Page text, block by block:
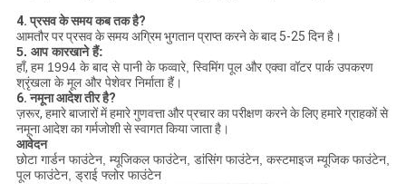
4. प्रसव के समय कब तक है?
आमतौर पर प्रसव के समय अग्रिम भुगतान प्राप्त करने के बाद 5-25 दिन है।
5. आप कारखाने हैं:
हाँ, हम 1994 के बाद से पानी के फव्वारे, स्विमिंग पूल और एक्वा वॉटर पार्क उपकरण
श्रृंखला के मूल और पेशेवर निर्माता हैं।
6. नमूना आदेश तीर है?
ज़रूर, हमारे बाजारों में हमारे गुणवत्ता और प्रचार का परीक्षण करने के लिए हमारे ग्राहकों से
नमूना आदेश का गर्मजोशी से स्वागत किया जाता है।
आवेदन
छोटा गार्डन फाउंटेन, म्यूजिकल फाउंटेन, डांसिंग फाउंटेन, कस्टमाइज म्यूजिक फाउंटेन,
पूल फाउंटेन, ड्राई फ्लोर फाउंटेन